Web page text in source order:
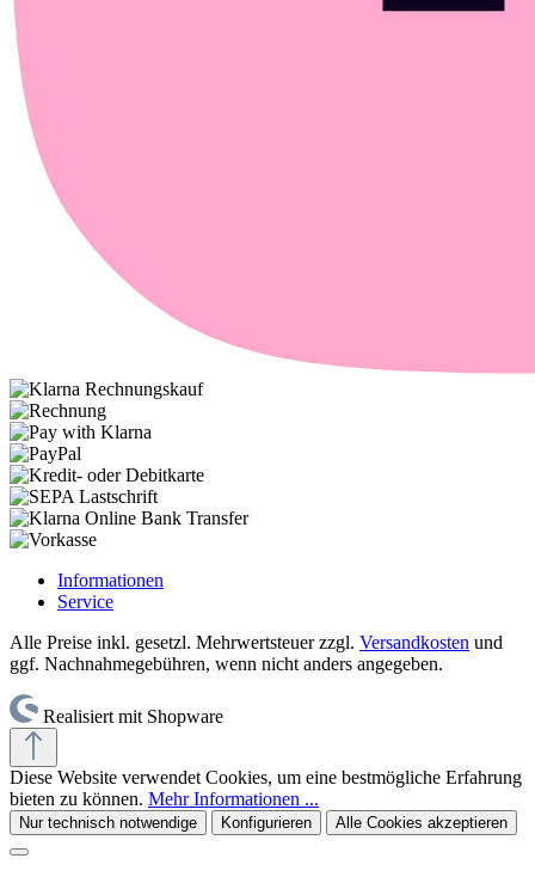
Informationen
Service
Alle Preise inkl. gesetzl. Mehrwertsteuer zzgl. Versandkosten und
ggf. Nachnahmegebühren, wenn nicht anders angegeben.
Realisiert mit Shopware
Diese Website verwendet Cookies, um eine bestmögliche Erfahrung
bieten zu können. Mehr Informationen ...
Nur technisch notwendige Konfigurieren Alle Cookies akzeptieren